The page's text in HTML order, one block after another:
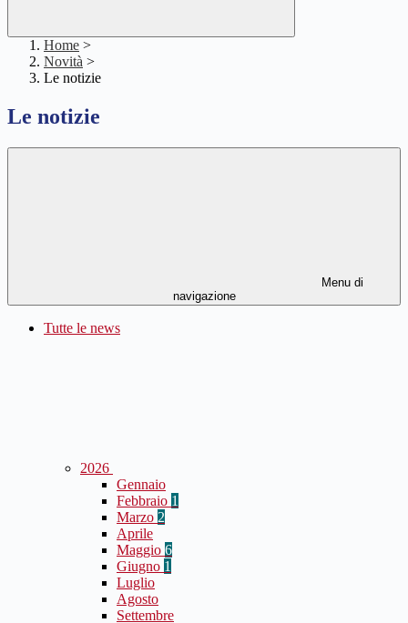
Home >
Novità >
Le notizie
Le notizie
Menu di
navigazione
Tutte le news
2026
Gennaio
Febbraio 1
Marzo 2
Aprile
Maggio 6
Giugno 1
Luglio
Agosto
Settembre